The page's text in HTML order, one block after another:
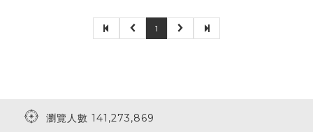
1
瀏覽人數 141,273,869